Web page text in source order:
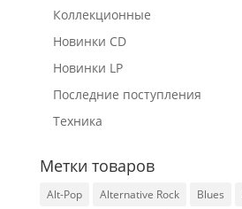
Коллекционные
Новинки CD
Новинки LP
Последние поступления
Техника
Метки товаров
Alt-Pop Alternative Rock Blues